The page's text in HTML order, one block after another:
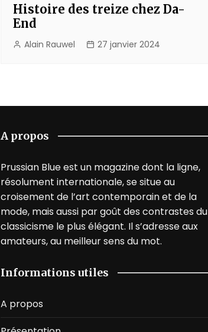
Histoire des treize chez Da-
End
Alain Rauwel 27 janvier 2024
A propos
Prussian Blue est un magazine dont la ligne,
résolument internationale, se situe au
croisement de l’art contemporain et de la
mode, mais aussi par goût des contrastes du
classicisme le plus élégant. Il s’adresse aux
amateurs, au meilleur sens du mot.
Informations utiles
A propos